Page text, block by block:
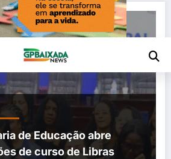
de Educação abre
de curso de Libras